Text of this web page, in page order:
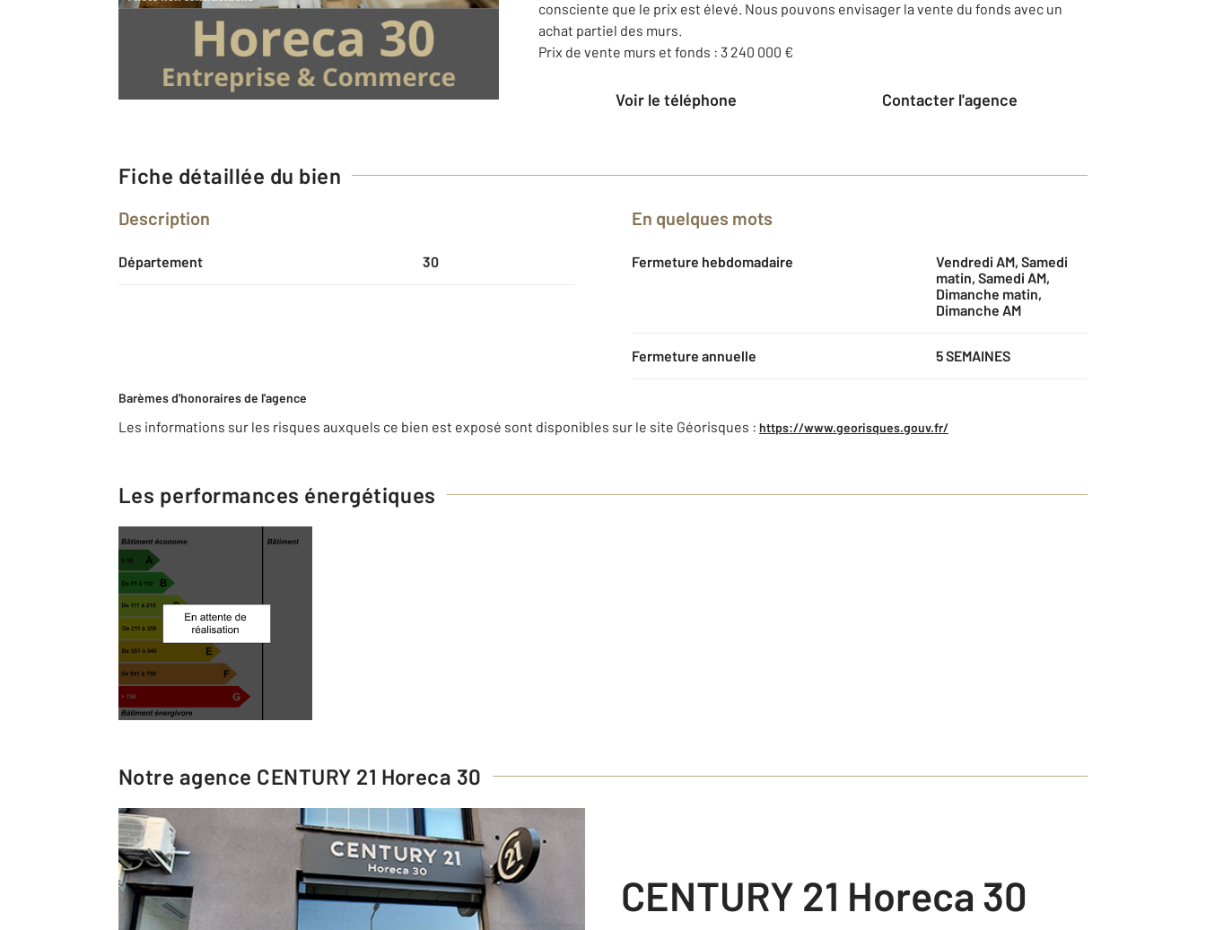
consciente que le prix est élevé. Nous pouvons envisager la vente du fonds avec un
achat partiel des murs.
Prix de vente murs et fonds : 3 240 000 €
Voir le téléphone Contacter l'agence
Fiche détaillée du bien
Description
Département 30
En quelques mots
Fermeture hebdomadaire
Vendredi AM, Samedi
matin, Samedi AM,
Dimanche matin,
Dimanche AM
Fermeture annuelle 5 SEMAINES
Barèmes d'honoraires de l'agence
Les informations sur les risques auxquels ce bien est exposé sont disponibles sur le site Géorisques : https://www.georisques.gouv.fr/
Les performances énergétiques
Notre agence CENTURY 21 Horeca 30
CENTURY 21 Horeca 30